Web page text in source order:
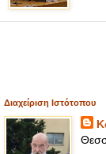
Διαχείριση Ιστότοπου